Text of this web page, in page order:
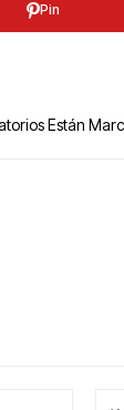
Pin
Están